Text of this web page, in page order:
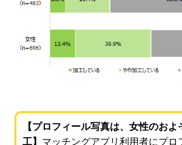
【プロフィール写真は、女性のおよ
工】 マッチングアプリ利用者にプロ